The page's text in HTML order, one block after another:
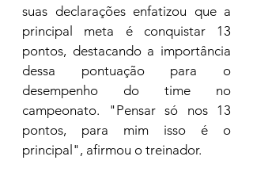
suas declarações enfatizou que a
principal meta é conquistar 13
pontos, destacando a importância
dessa pontuação para o
desempenho do time no
campeonato. "Pensar só nos 13
pontos, para mim isso é o
principal", afirmou o treinador.